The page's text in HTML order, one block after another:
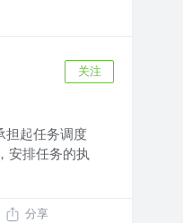
关注
担起任务调度
安排任务的执
分享